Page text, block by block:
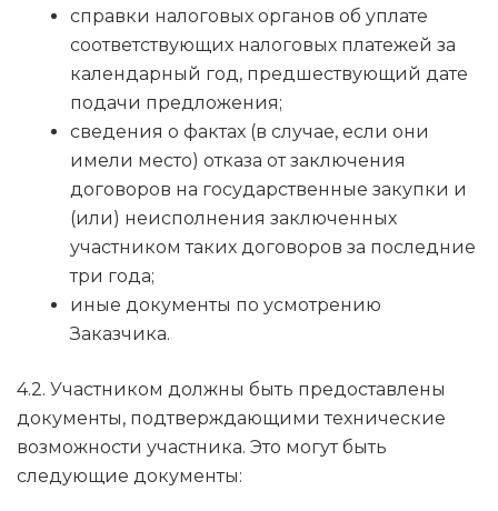
справки налоговых органов об уплате
соответствующих налоговых платежей за
календарный год, предшествующий дате
подачи предложения;
сведения о фактах (в случае, если они
имели место) отказа от заключения
договоров на государственные закупки и
(или) неисполнения заключенных
участником таких договоров за последние
три года;
иные документы по усмотрению
Заказчика.
4.2. Участником должны быть предоставлены
документы, подтверждающими технические
возможности участника. Это могут быть
следующие документы: